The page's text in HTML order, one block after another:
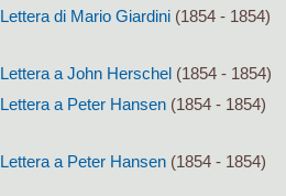
Lettera di Mario Giardini (1854 - 1854)
Lettera a John Herschel (1854 - 1854)
Lettera a Peter Hansen (1854 - 1854)
Lettera a Peter Hansen (1854 - 1854)